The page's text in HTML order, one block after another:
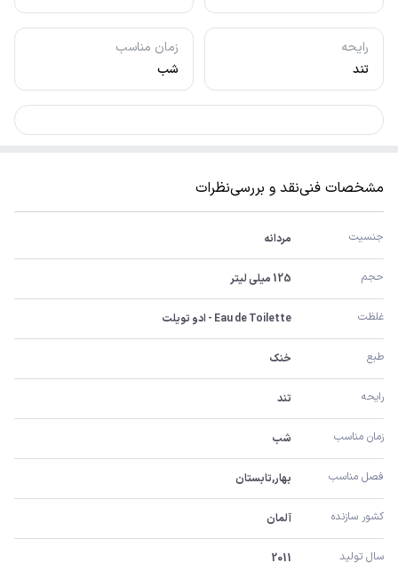
رایحه
تند
زمان مناسب
شب
مشخصات فنینقد و بررسینظرات
جنسیت مردانه
حجم 125 میلی لیتر
غلظت Eau de Toilette - ادو تویلت
طبع خنک
رایحه تند
زمان مناسب شب
فصل مناسب بهار,تابستان
کشور سازنده آلمان
سال تولید 2011